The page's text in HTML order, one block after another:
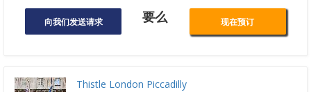
向我们发送请求 要么 现在预订
Thistle London Piccadilly